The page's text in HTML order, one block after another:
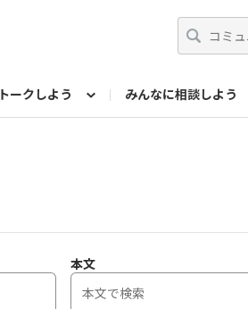
トークしよう みんなに相談しよう
本文